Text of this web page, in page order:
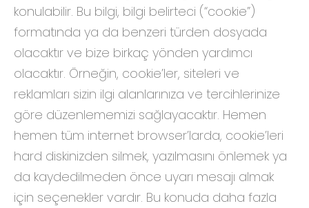
konulabilir. Bu bilgi, bilgi belirteci (“cookie”)
formatında ya da benzeri türden dosyada
olacaktır ve bize birkaç yönden yardımcı
olacaktır. Örneğin, cookie’ler, siteleri ve
reklamları sizin ilgi alanlarınıza ve tercihlerinize
göre düzenlememizi sağlayacaktır. Hemen
hemen tüm internet browser’larda, cookie’leri
hard diskinizden silmek, yazılmasını önlemek ya
da kaydedilmeden önce uyarı mesajı almak
için seçenekler vardır. Bu konuda daha fazla